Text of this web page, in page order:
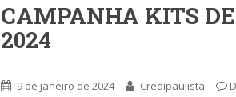
CAMPANHA KITS
2024
9 de janeiro de 2024 Credipaulista